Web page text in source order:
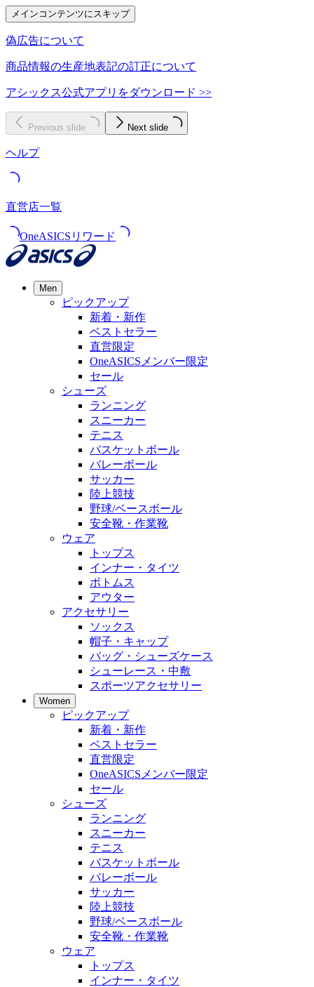
メインコンテンツにスキップ
偽広告について
商品情報の生産地表記の訂正について
アシックス公式アプリをダウンロード >>
Previous slide Next slide
ヘルプ
直営店一覧
OneASICSリワード
Men
ピックアップ
新着・新作
ベストセラー
直営限定
OneASICSメンバー限定
セール
シューズ
ランニング
スニーカー
テニス
バスケットボール
バレーボール
サッカー
陸上競技
野球/ベースボール
安全靴・作業靴
ウェア
トップス
インナー・タイツ
ボトムス
アウター
アクセサリー
ソックス
帽子・キャップ
バッグ・シューズケース
シューレース・中敷
スポーツアクセサリー
Women
ピックアップ
新着・新作
ベストセラー
直営限定
OneASICSメンバー限定
セール
シューズ
ランニング
スニーカー
テニス
バスケットボール
バレーボール
サッカー
陸上競技
野球/ベースボール
安全靴・作業靴
ウェア
トップス
インナー・タイツ